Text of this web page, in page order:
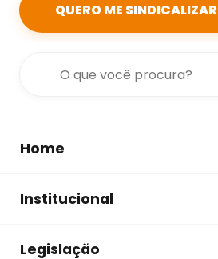
QUERO ME SINDICALIZAR
Home
Institucional
Legislação